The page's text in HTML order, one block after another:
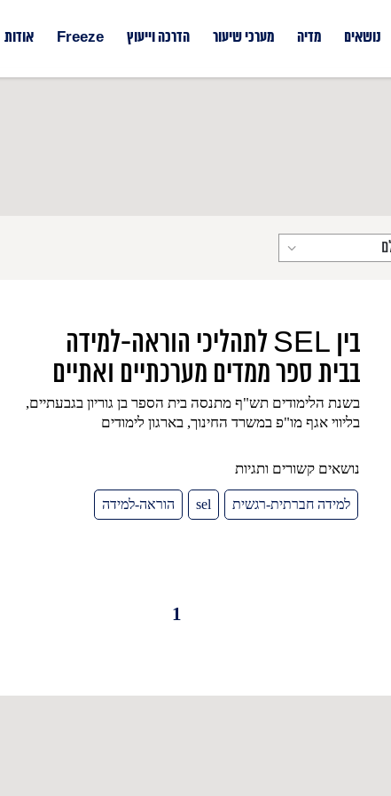
נושאים מדיה מערכי שיעור הדרכה וייעוץ Freeze אודות
בין SEL לתהליכי הוראה-למידה
בבית ספר ממדים מערכתיים ואתיים
בשנת הלימודים תש"ף מתנסה בית הספר בן גוריון בגבעתיים,
בליווי אגף מו"פ במשרד החינוך, בארגון לימודים
נושאים קשורים ותגיות
למידה חברתית-רגשית sel הוראה-למידה
1